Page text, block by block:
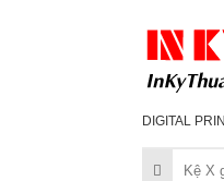
DIGITAL
Kệ X